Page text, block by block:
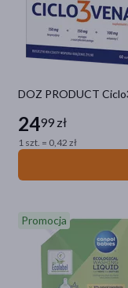
DOZ PRODUCT
2499 zł
1 szt. = 0,42 zł
Promocja